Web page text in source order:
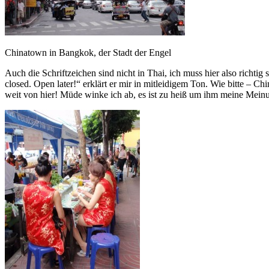
Chinatown in Bangkok, der Stadt der Engel
Auch die Schriftzeichen sind nicht in Thai, ich muss hier also
closed. Open later!“ erklärt er mir in mitleidigem Ton. Wie bitte –
weit von hier! Müde winke ich ab, es ist zu heiß um ihm meine